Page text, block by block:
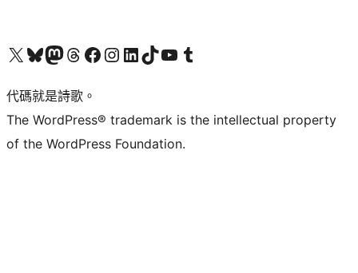
Visit our X (formerly Twitter) account
Visit our Bluesky account
Visit our Mastodon account
Visit our Threads account
訪問我們的 Facebook 專頁Visit our Instagram account
Visit our LinkedIn account
Visit our TikTok account
Visit our YouTube channel
Visit our Tumblr account
代碼就是詩歌。
The WordPress® trademark is the intellectual property
of the WordPress Foundation.